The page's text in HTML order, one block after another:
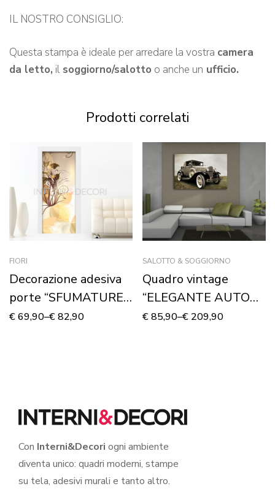
IL NOSTRO CONSIGLIO:
Questa stampa è ideale per arredare la vostra camera
da letto, ilsoggiorno/salotto o anche un ufficio.
Prodotti correlati
FIORI
Decorazione adesiva
porte “SFUMATURE
FLOREALI COLOR
€69,90–€82,90
SALOTTO & SOGGIORNO
Quadro vintage
“ELEGANTE AUTO
D’EPOCA” – Stampa
€85,90–€ 209,90
Con Interni&Decori ogni ambiente
diventa unico: quadri moderni, stampe
su tela, adesivi murali e tanto altro.